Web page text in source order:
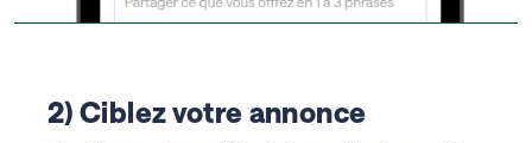
2) Ciblez votre annonce